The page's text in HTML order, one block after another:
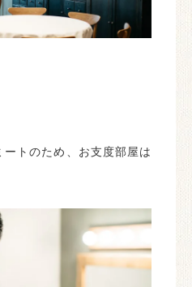
トのため、お支度部屋は